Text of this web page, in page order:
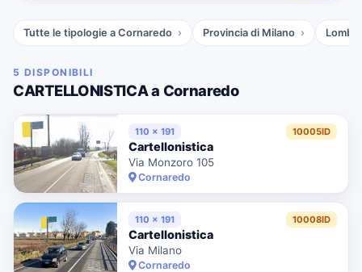
Tutte le tipologie a Cornaredo Provincia di Milano
5 DISPONIBILI
CARTELLONISTICA a Cornaredo
110 x 191 10005ID
Cartellonistica
Via Monzoro 105
Cornaredo
110 x 191 10008ID
Cartellonistica
Via Milano
Cornaredo